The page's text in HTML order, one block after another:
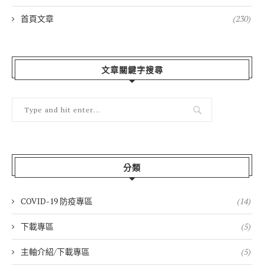
首頁文章 (230)
文章關鍵字搜尋
分類
COVID-19 防疫專區 (14)
下載專區 (5)
主軸介紹/下載專區 (5)